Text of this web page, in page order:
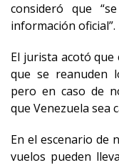
consideró que
información oficial”.
El jurista acotó que
que se reanuden
pero en caso de
que Venezuela sea
En el escenario de
vuelos pueden